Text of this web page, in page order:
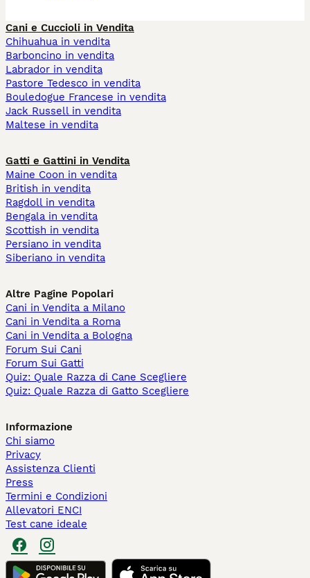
Cani e Cuccioli in Vendita
Chihuahua in vendita
Barboncino in vendita
Labrador in vendita
Pastore Tedesco in vendita
Bouledogue Francese in vendita
Jack Russell in vendita
Maltese in vendita
Gatti e Gattini in Vendita
Maine Coon in vendita
British in vendita
Ragdoll in vendita
Bengala in vendita
Scottish in vendita
Persiano in vendita
Siberiano in vendita
Altre Pagine Popolari
Cani in Vendita a Milano
Cani in Vendita a Roma
Cani in Vendita a Bologna
Forum Sui Cani
Forum Sui Gatti
Quiz: Quale Razza di Cane Scegliere
Quiz: Quale Razza di Gatto Scegliere
Informazione
Chi siamo
Privacy
Assistenza Clienti
Press
Termini e Condizioni
Allevatori ENCI
Test cane ideale